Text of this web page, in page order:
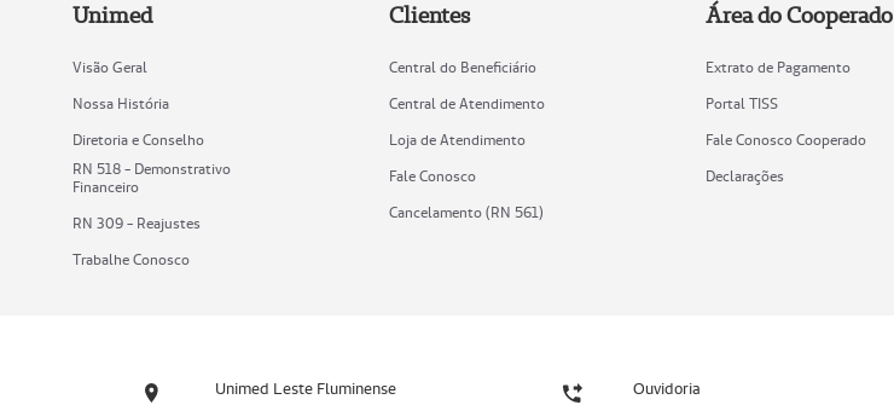
Unimed
Visão Geral
Nossa História
Diretoria e Conselho
RN 518 - Demonstrativo
Financeiro
RN 309 - Reajustes
Trabalhe Conosco
Clientes
Central do Beneficiário
Central de Atendimento
Loja de Atendimento
Fale Conosco
Cancelamento (RN 561)
Área do Cooperado
Extrato de Pagamento
Portal TISS
Fale Conosco Cooperado
Declarações
Unimed Leste Fluminense Ouvidoria